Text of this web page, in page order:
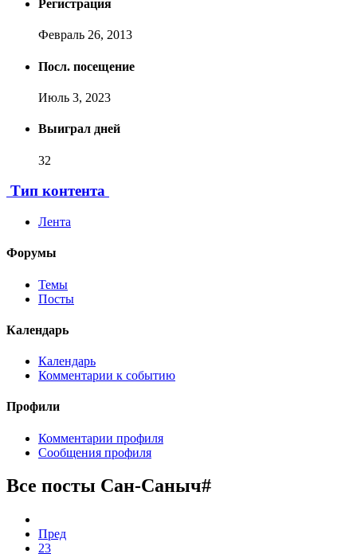
Регистрация
Февраль 26, 2013
Посл. посещение
Июль 3, 2023
Выиграл дней
32
Тип контента
Лента
Форумы
Темы
Посты
Календарь
Календарь
Комментарии к событию
Профили
Комментарии профиля
Сообщения профиля
Все посты Сан-Саныч#
Пред
23